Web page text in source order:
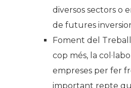
diversos sectors o
de futures
Foment del
cop més, la
empreses per fer
important repte